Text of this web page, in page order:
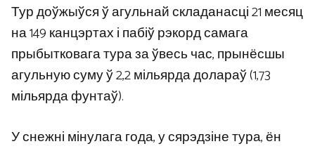
Тур доўжыўся ў агульнай складанасці 21 месяц
на 149 канцэртах і пабіў рэкорд самага
прыбытковага тура за ўвесь час, прынёсшы
агульную суму ў 2,2 мільярда долараў (1,73
мільярда фунтаў).
У снежні мінулага года, у сярэдзіне тура, ён